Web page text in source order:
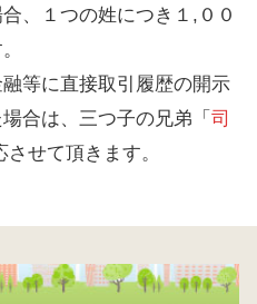
、１つの姓につき１,００
等に直接取引履歴の開示
合は、三つ子の兄弟「 司
させて頂きます。